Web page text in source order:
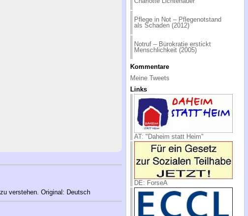
verstehen. Original: Deutsch
Pflege in Not – Pflegenotstand
als Schaden (2012)
Notruf – Bürokratie erstickt
Menschlichkeit (2005)
Kommentare
Meine Tweets
Links
AT: "Daheim statt Heim"
DE: ForseA